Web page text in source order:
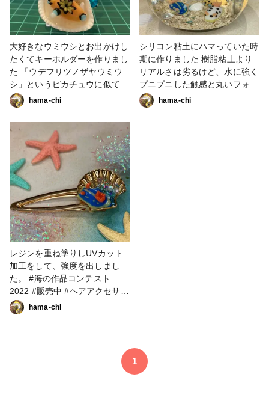
大好きなウミウシとお出かけし
たくてキーホルダーを作りまし
た 「ウデフリツノザヤウミウ
シ」というピカチュウに似てる
と言われているウミウシです。
#海の作品コンテスト2022 #粘
土 #キーホルダー #ウミウシ #
水族館 #レジン
hama-chi
シリコン粘土にハマっていた時
期に作りました 樹脂粘土より
リアルさは劣るけど、水に強く
プニプニした触感と丸いフォル
ムで、作るのが楽しいです！ #
海の作品コンテスト2022 #ミ
hama-chi
レジンを重ね塗りしUVカット
加工をして、強度を出しまし
た。 #海の作品コンテスト
2022 #販売中 #ヘアアクセサリ
ー #粘土 #レジン #ウミウシ
hama-chi
1